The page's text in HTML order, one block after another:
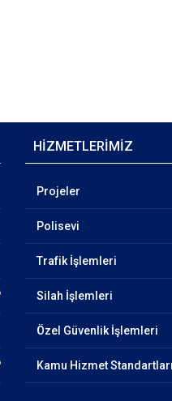
HİZMETLERİMİZ
Projeler
Polisevi
Trafik İşlemleri
Silah İşlemleri
Özel Güvenlik İşlemleri
Kamu Hizmet Standartları